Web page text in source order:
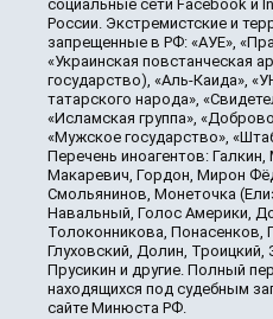
социальные сети Facebook и
России. Экстремистские и
запрещенные в РФ: «АУЕ»,
«Украинская повстанческая
государство), «Аль-Каида»,
татарского народа»,
«Исламская группа»,
«Мужское государство»,
Перечень иноагентов:
Макаревич, Гордон, Мирон
Смольянинов, Монеточка
Навальный, Голос Америки,
Толоконникова,
Глуховский, Долин,
Прусикин и другие. Полный
находящихся под судебным
сайте Минюста РФ.